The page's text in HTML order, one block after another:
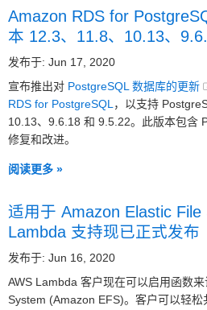
Amazon RDS for
本 12.3、11.8、10.13、
发布于: Jun 17, 2020
宣布推出对 PostgreSQL 数据库的更新
RDS for PostgreSQL ，以支持
10.13、9.6.18 和 9.5.22。此版本包含
修复和改进。
阅读更多 »
适用于 Amazon Elastic
Lambda 支持现已正式发布
发布于: Jun 16, 2020
AWS Lambda 客户现在可以启用函数
System (Amazon EFS)。客户可以轻